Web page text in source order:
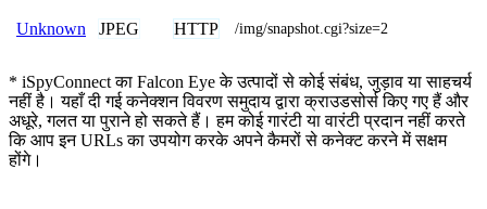
Unknown JPEG HTTP /img/snapshot.cgi?size=2
* iSpyConnect का Falcon Eye के उत्पादों से कोई संबंध, जुड़ाव या साहचर्य
नहीं है। यहाँ दी गई कनेक्शन विवरण समुदाय द्वारा क्राउडसोर्स किए गए हैं और
अधूरे, गलत या पुराने हो सकते हैं। हम कोई गारंटी या वारंटी प्रदान नहीं करते
कि आप इन URLs का उपयोग करके अपने कैमरों से कनेक्ट करने में सक्षम
होंगे।